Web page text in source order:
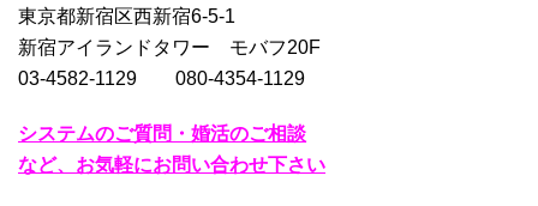
東京都新宿区西新宿6-5-1
新宿アイランドタワー モバフ20F
03-4582-1129 080-4354-1129
システムのご質問・婚活のご相談
など、お気軽にお問い合わせ下さい